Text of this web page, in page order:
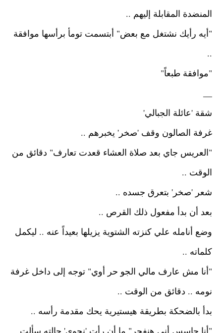
المنضدة المقابلة إليهم ..
"أيه رأيك نشتغل مع بعض" أبتسمت تومأ برأسها موافقة
..
"موافقة طبعاً"
شقة 'عائلة الجبالي'
غرفة الصالون وقف 'صخر' يخبرهم ..
"العريس جاي بعد صلاة العشاء قعدت تعارف" دقائق من
الوقت ..
شعر 'صخر' بتعرق جسده ..
بعد أن بدأ مفعول ذلك القرص ..
وضع أنامله علي كنزته الشتوية يزيلها بعيداً عنه .. ليكمل
كلماته ..
"أنا مش عارف مالي الجو حر أوي" توجه إلى داخل غرفة
نومه .. دقائق من الوقت ..
بدأ بالضحكة بطريقة هيستيرية يحك مقدمة رأسه ..
"أنا حاسس أني هنفجر" ما أن رأت 'نجوي' حالته سألت